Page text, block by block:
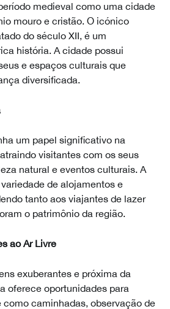
medieval como uma cidade
mouro e cristão. O icónico
do século XII, é um
história. A cidade possui
e espaços culturais que
diversificada.
um papel significativo na
visitantes com os seus
natural e eventos culturais. A
de alojamentos e
tanto aos viajantes de lazer
o patrimônio da região.
ao Ar Livre
exuberantes e próxima da
oferece oportunidades para
como caminhadas, observação de